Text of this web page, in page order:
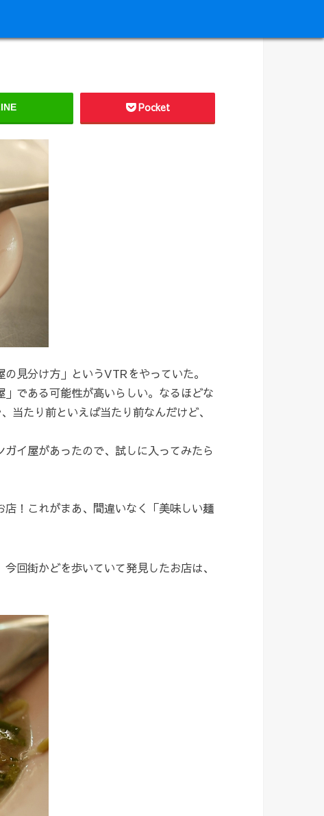
Pocket
見分け方」というVTRをやっていた。
である可能性が高いらしい。なるほどな
たり前といえば当たり前なんだけど、
イ屋があったので、試しに入ってみたら
！これがまあ、間違いなく「美味しい麺
回街かどを歩いていて発見したお店は、